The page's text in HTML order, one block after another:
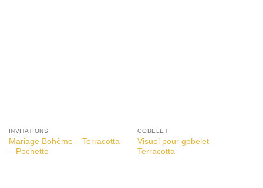
INVITATIONS
Mariage Bohème – Terracotta
– Pochette
GOBELET
Visuel pour gobelet –
Terracotta